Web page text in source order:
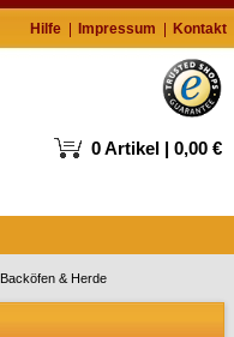
Hilfe Impressum Kontakt
0 Artikel | 0,00 €
Backöfen & Herde